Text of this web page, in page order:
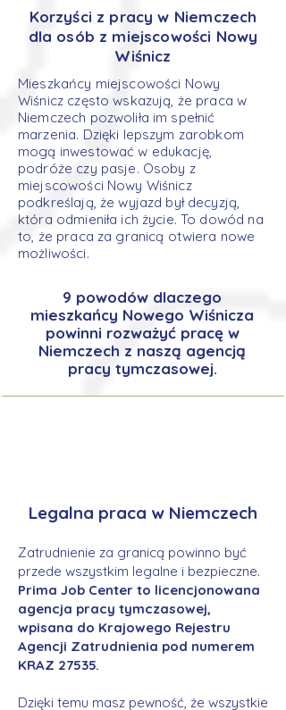
Korzyści z pracy w Niemczech
dla osób z miejscowości Nowy
Wiśnicz
Mieszkańcy miejscowości Nowy
Wiśnicz często wskazują, że praca w
Niemczech pozwoliła im spełnić
marzenia. Dzięki lepszym zarobkom
mogą inwestować w edukację,
podróże czy pasje. Osoby z
miejscowości Nowy Wiśnicz
podkreślają, że wyjazd był decyzją,
która odmieniła ich życie. To dowód na
to, że praca za granicą otwiera nowe
możliwości.
9 powodów dlaczego
mieszkańcy Nowego Wiśnicza
powinni rozważyć pracę w
Niemczech z naszą agencją
pracy tymczasowej.
Legalna praca w Niemczech
Zatrudnienie za granicą powinno być
przede wszystkim legalne i bezpieczne.
Prima Job Center to licencjonowana
agencja pracy tymczasowej,
wpisana do Krajowego Rejestru
Agencji Zatrudnienia pod numerem
KRAZ 27535.
Dzięki temu masz pewność, że wszystkie